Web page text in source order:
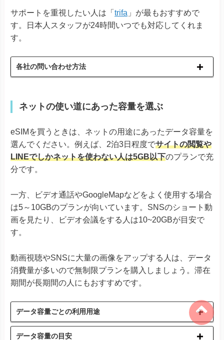
サポートを重視したい人は「 trifa 」が最もおすすめで
す。日本人スタッフが24時間いつでも対応してくれま
す。
各社の問い合わせ方法
ネットの使い道にあった容量を選ぶ
eSIMを買うときは、ネットの用途にあったデータ容量を
選んでください。例えば、2泊3日程度でサイトの閲覧や
LINEでしかネットを使わない人は5GB以下のプランで充
分です。
一方、ビデオ通話やGoogleMapなどをよく使用する場合
は5～10GBのプランが向いています。SNSのショート動
画を見たり、ビデオ会議をする人は10~20GBが目安で
す。
動画視聴やSNSに大量の画像をアップする人は、データ
消費量が多いので無制限プランを購入しましょう。滞在
期間が長期間の人にもおすすめです。
データ容量ごとの利用用途
データ容量の目安